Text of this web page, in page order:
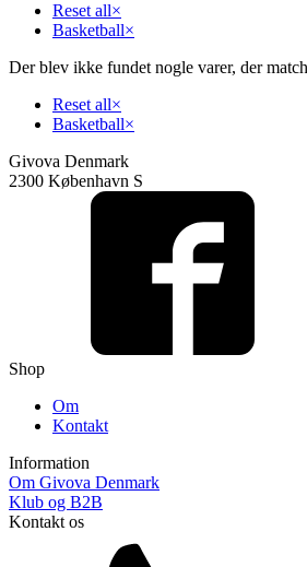
Reset all×
Basketball×
Der blev ikke fundet nogle varer, der
Reset all×
Basketball×
Givova Denmark
2300 København S
Shop
Om
Kontakt
Information
Om Givova Denmark
Klub og B2B
Kontakt os